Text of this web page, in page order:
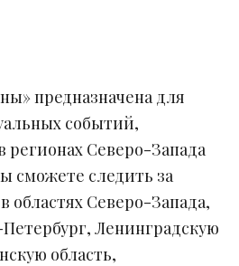
предназначена для
событий,
регионах Северо-Запада
сможете следить за
областях Северо-Запада,
Ленинградскую
область,